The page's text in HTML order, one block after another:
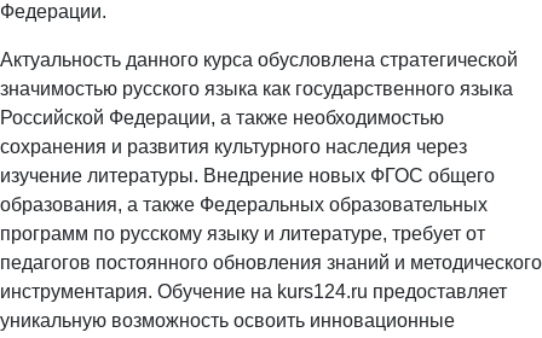
Федерации.
Актуальность данного курса обусловлена стратегической
значимостью русского языка как государственного языка
Российской Федерации, а также необходимостью
сохранения и развития культурного наследия через
изучение литературы. Внедрение новых ФГОС общего
образования, а также Федеральных образовательных
программ по русскому языку и литературе, требует от
педагогов постоянного обновления знаний и методического
инструментария. Обучение на kurs124.ru предоставляет
уникальную возможность освоить инновационные